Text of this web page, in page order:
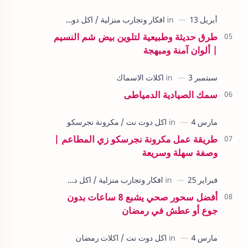
طرق حديثة وطبيعية لتلوين بيض شم النسيم
| ألوان آمنة ومبهجة
سمك الصيادية الدمياطى
طريقة عمل مكرونة نجرسكو زي المطاعم |
وصفة سهلة وسريعة
أفضل سحور صحي يشبع 8 ساعات بدون
جوع أو عطش في رمضان